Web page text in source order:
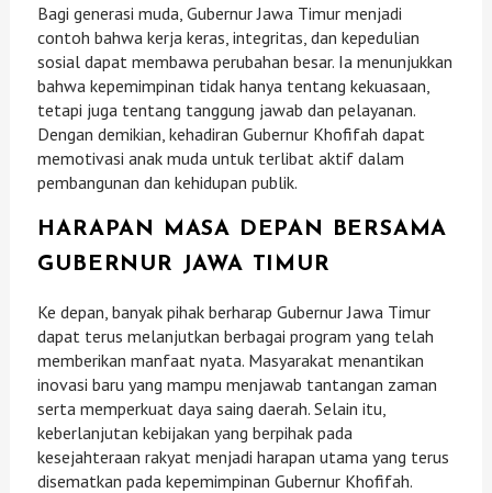
Bagi generasi muda, Gubernur Jawa Timur menjadi
contoh bahwa kerja keras, integritas, dan kepedulian
sosial dapat membawa perubahan besar. Ia menunjukkan
bahwa kepemimpinan tidak hanya tentang kekuasaan,
tetapi juga tentang tanggung jawab dan pelayanan.
Dengan demikian, kehadiran Gubernur Khofifah dapat
memotivasi anak muda untuk terlibat aktif dalam
pembangunan dan kehidupan publik.
HARAPAN MASA DEPAN BERSAMA
GUBERNUR JAWA TIMUR
Ke depan, banyak pihak berharap Gubernur Jawa Timur
dapat terus melanjutkan berbagai program yang telah
memberikan manfaat nyata. Masyarakat menantikan
inovasi baru yang mampu menjawab tantangan zaman
serta memperkuat daya saing daerah. Selain itu,
keberlanjutan kebijakan yang berpihak pada
kesejahteraan rakyat menjadi harapan utama yang terus
disematkan pada kepemimpinan Gubernur Khofifah.